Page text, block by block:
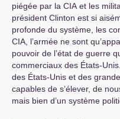
piégée par la CIA et les
président Clinton est si
profonde du système, les
CIA , l’armée ne sont
pouvoir de l’état de guerre
commerciaux des États-
des États-Unis et des
capables de s’élever, de
mais bien d’un système